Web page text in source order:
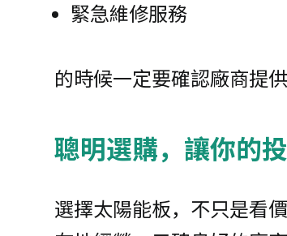
緊急維修服務
的時候一定要確認廠商提
聰明選購，讓你的
選擇太陽能板，不只是看